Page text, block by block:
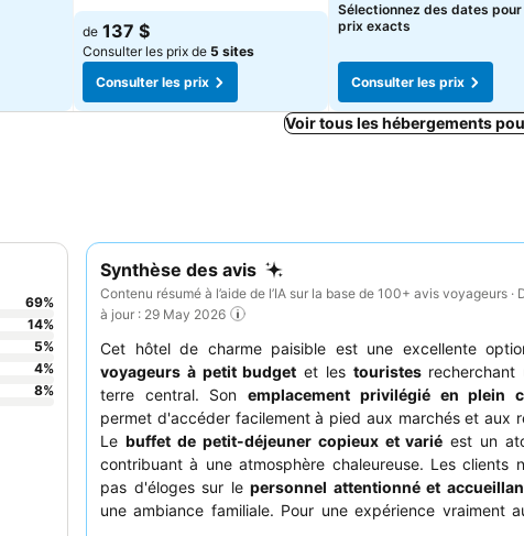
de 137 $
Consulter les prix de 5 sites
Consulter les prix
Sélectionnez des dates pour
prix exacts
Consulter les prix
Voir tous les hébergements
Synthèse des avis
Contenu résumé à l’aide de l’IA sur la base de 100+ avis voyageurs ·
à jour : 29 May 2026
Cet hôtel de charme paisible est une excellente
voyageurs à petit budget et les touristesrecherchant
terre central. Sonemplacement privilégié en plein
permet d'accéder facilement à pied aux marchés et aux
Le buffet de petit-déjeuner copieux et varié est un
contribuant à une atmosphère chaleureuse. Les clients
pas d'éloges sur lepersonnel attentionné et
une ambiance familiale. Pour une expérience vraiment
69%
14%
5%
4%
8%